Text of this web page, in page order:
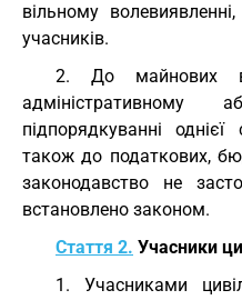
вільному
учасників.
2. До майнових
підпорядкуванні
також до податкових,
законодавство не
встановлено законом.
Стаття 2. Учасники
1. Учасниками